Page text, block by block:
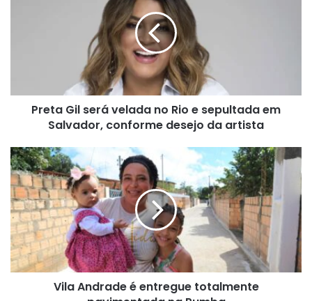
em
Salvador,
conforme
da
artista
Preta Gil será velada no Rio e sepultada em
Salvador, conforme desejo da artista
Vila
Andrade
é
entregue
totalmente
pavimentada
na
Pumba
Vila Andrade é entregue totalmente